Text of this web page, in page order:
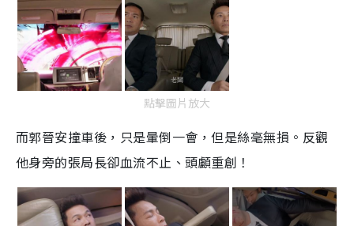
點擊圖片放大
而郭晉安撞車後，只是暈倒一會，但是絲毫無損。反觀
他身旁的張局長卻血流不止、頭顱重創！